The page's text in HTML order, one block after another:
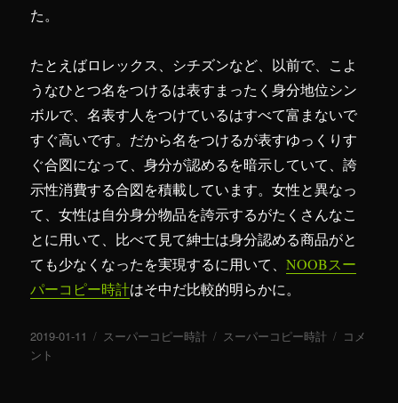
た。
たとえばロレックス、シチズンなど、以前で、こよ
うなひとつ名をつけるは表すまったく身分地位シン
ボルで、名表す人をつけているはすべて富まないで
すぐ高いです。だから名をつけるが表すゆっくりす
ぐ合図になって、身分が認めるを暗示していて、誇
示性消費する合図を積載しています。女性と異なっ
て、女性は自分身分物品を誇示するがたくさんなこ
とに用いて、比べて見て紳士は身分認める商品がと
ても少なくなったを実現するに用いて、NOOBスー
パーコピー時計はそ中だ比較的明らかに。
投
稿
2019-01-11
カ
スーパーコピー時計
タ
スーパーコピー時計
ブ
コメ
ント